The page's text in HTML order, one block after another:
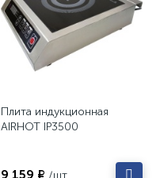
Плита индукционная
AIRHOT IP3500
9 159 ₽ /шт